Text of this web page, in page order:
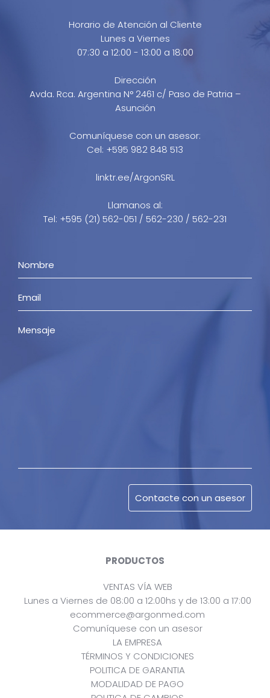
Horario de Atención al Cliente
Lunes a Viernes
07:30 a 12:00 - 13:00 a 18:00
Dirección
Avda. Rca. Argentina N° 2461 c/ Paso de Patria –
Asunción
Comuníquese con un asesor:
Cel: +595 982 848 513
linktr.ee/ArgonSRL
Llamanos al:
Tel: +595 (21) 562-051 / 562-230 / 562-231
PRODUCTOS
VENTAS VÍA WEB
Lunes a Viernes de 08:00 a 12:00hs y de 13:00 a 17:00
ecommerce@argonmed.com
Comuníquese con un asesor
LA EMPRESA
TÉRMINOS Y CONDICIONES
POLITICA DE GARANTIA
MODALIDAD DE PAGO